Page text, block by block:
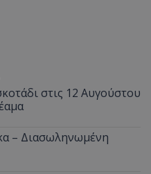
στις 12 Αυγούστου
– Διασωληνωμένη